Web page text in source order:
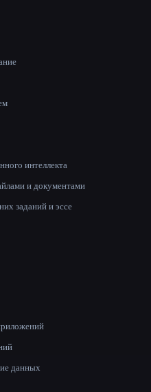
интеллекта
и документами
заданий и эссе
данных